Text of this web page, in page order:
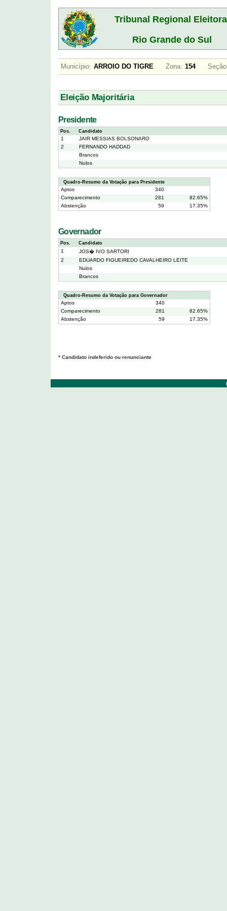
Tribunal Regional
Rio Grande do Sul
Município: ARROIO DO TIGRE Zona: 154
Eleição Majoritária
Presidente
Pos. Candidato
1
JAIR MESSIAS BOLSONARO
2
FERNANDO HADDAD
Brancos
Nulos
Quadro-Resumo da Votação para Presidente
Aptos
340
Comparecimento
281
82.65%
Abstenção
59 17.35%
Governador
Pos. Candidato
1
JOS� IVO SARTORI
2
EDUARDO FIGUEIREDO CAVALHEIRO LEITE
Nulos
Brancos
Quadro-Resumo da Votação para Governador
Aptos
340
Comparecimento
281
82.65%
Abstenção
59 17.35%
* Candidato indeferido ou renunciante